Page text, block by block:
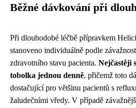
Běžné dávkování při
Při dlouhodobé léčbě přípravkem
stanoveno individuálně podle
zdravotního stavu pacienta. Nejčastěji
tobolka jednou denně, přičemž toto
dostačující pro většinu pacientů s
žaludečními vředy. V případě